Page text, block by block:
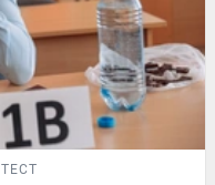
ТЕСТ